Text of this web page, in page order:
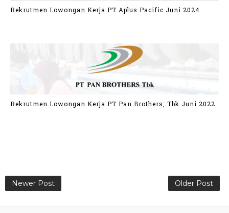
Rekrutmen Lowongan Kerja PT Aplus Pacific Juni 2024
Rekrutmen Lowongan Kerja PT Pan Brothers, Tbk Juni 2022
Newer Post Older Post